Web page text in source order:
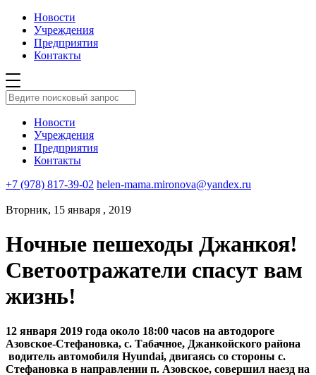
Новости
Учреждения
Предприятия
Контакты
Новости
Учреждения
Предприятия
Контакты
+7 (978) 817-39-02 helen-mama.mironova@yandex.ru
Вторник, 15 января , 2019
Ночные пешеходы Джанкоя!
Светоотражатели спасут вам
жизнь!
12 января 2019 года около 18:00 часов на автодороге
Азовское-Стефановка, с. Табачное, Джанкойского района
водитель автомобиля Hyundai, двигаясь со стороны с.
Стефановка в направлении п. Азовское, совершил наезд на